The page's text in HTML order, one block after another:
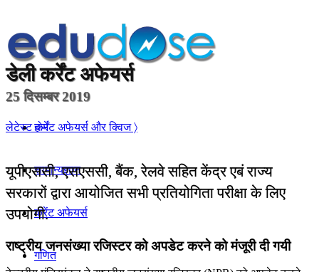
होम
सामान्यज्ञान
करेंट अफेयर्स
गणित
डेली कर्रेंट अफेयर्स
25 दिसम्बर 2019
लेटेस्ट कर्रेंट अफेयर्स और क्विज 〉
यूपीएससी, एसएससी, बैंक, रेलवे सहित केंद्र एबं राज्य
सरकारों द्वारा आयोजित सभी प्रतियोगिता परीक्षा के लिए
उपयोगी.
राष्ट्रीय जनसंख्या रजिस्टर को अपडेट करने को मंजूरी दी गयी